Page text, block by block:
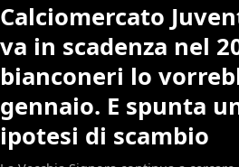
Calciomercato
va in scadenza nel
bianconeri lo
gennaio. E spunta
ipotesi di scambio